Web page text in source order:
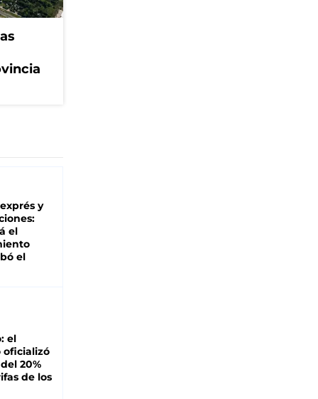
y
el
el
el
oficializó
20%
de los